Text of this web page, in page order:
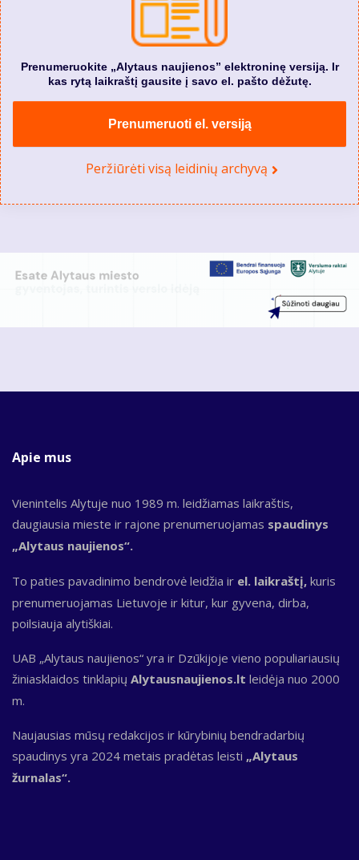
Prenumeruokite „Alytaus naujienos” elektroninę versiją. Ir
kas rytą laikraštį gausite į savo el. pašto dėžutę.
Prenumeruoti el. versiją
Peržiūrėti visą leidinių archyvą
Apie mus
Vienintelis Alytuje nuo 1989 m. leidžiamas laikraštis,
daugiausia mieste ir rajone prenumeruojamas spaudinys
„Alytaus naujienos“.
To paties pavadinimo bendrovė leidžia ir el. laikraštį, kuris
prenumeruojamas Lietuvoje ir kitur, kur gyvena, dirba,
poilsiauja alytiškiai.
UAB „Alytaus naujienos“ yra ir Dzūkijoje vieno populiariausių
žiniasklaidos tinklapių Alytausnaujienos.lt leidėja nuo 2000
m.
Naujausias mūsų redakcijos ir kūrybinių bendradarbių
spaudinys yra 2024 metais pradėtas leisti „Alytaus
žurnalas“.